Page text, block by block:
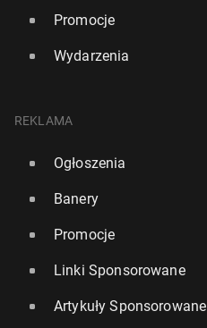
Promocje
Wydarzenia
REKLAMA
Ogłoszenia
Banery
Promocje
Linki Sponsorowane
Artykuły Sponsorowane